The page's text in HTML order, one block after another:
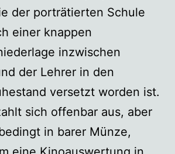
der porträtierten Schule
einer knappen
inzwischen
der Lehrer in den
versetzt worden ist.
sich offenbar aus, aber
in barer Münze,